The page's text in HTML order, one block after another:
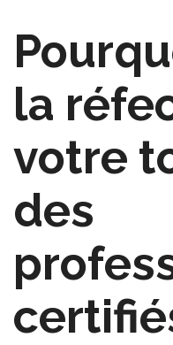
la
votre
des